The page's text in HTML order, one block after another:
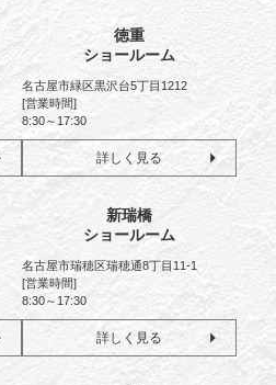
徳重
ショールーム
名古屋市緑区黒沢台5丁目1212
[営業時間]
8:30～17:30
詳しく見る
新瑞橋
ショールーム
名古屋市瑞穂区瑞穂通8丁目11-1
[営業時間]
8:30～17:30
詳しく見る